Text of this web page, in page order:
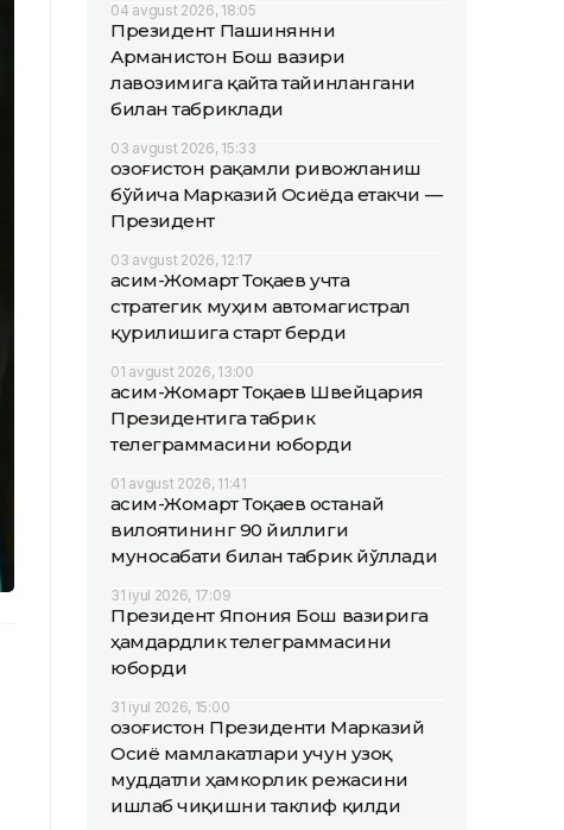
04 avgust 2026, 18:05
Президент Пашинянни
Арманистон Бош вазири
лавозимига қайта тайинлангани
билан табриклади
03 avgust 2026, 15:33
Қозоғистон рақамли ривожланиш
бўйича Марказий Осиёда етакчи —
Президент
03 avgust 2026, 12:17
Қасим-Жомарт Тоқаев учта
стратегик муҳим автомагистрал
қурилишига старт берди
01 avgust 2026, 13:00
Қасим-Жомарт Тоқаев Швейцария
Президентига табрик
телеграммасини юборди
01 avgust 2026, 11:41
Қасим-Жомарт Тоқаев Қостанай
вилоятининг 90 йиллиги
муносабати билан табрик йўллади
31 iyul 2026, 17:09
Президент Япония Бош вазирига
ҳамдардлик телеграммасини
юборди
31 iyul 2026, 15:00
Қозоғистон Президенти Марказий
Осиё мамлакатлари учун узоқ
муддатли ҳамкорлик режасини
ишлаб чиқишни таклиф қилди